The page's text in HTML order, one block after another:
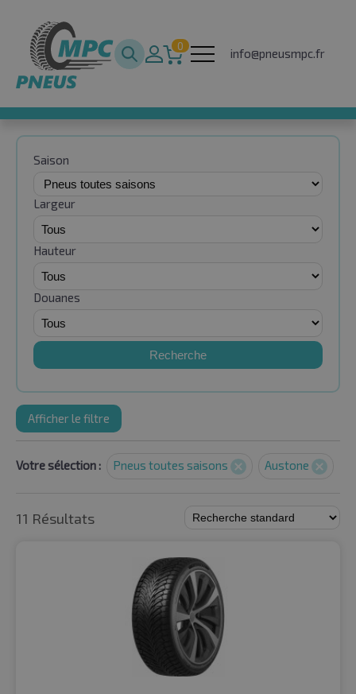
0
info@pneusmpc.fr
Saison
Largeur
Hauteur
Douanes
Recherche
Afficher le filtre
Votre sélection : Pneus toutes saisons Austone
11 Résultats